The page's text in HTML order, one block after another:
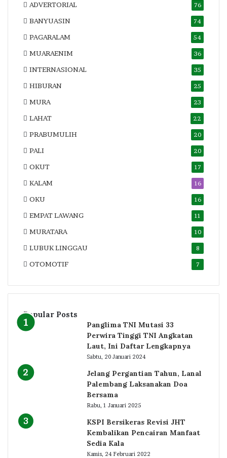
ADVERTORIAL 76
BANYUASIN 74
PAGARALAM 54
MUARAENIM 36
INTERNASIONAL 35
HIBURAN 25
MURA 23
LAHAT 22
PRABUMULIH 20
PALI 20
OKUT 17
KALAM 16
OKU 16
EMPAT LAWANG 11
MURATARA 10
LUBUK LINGGAU 8
OTOMOTIF 7
Popular Posts
Panglima TNI Mutasi 33
Perwira Tinggi TNI Angkatan
Laut, Ini Daftar Lengkapnya
Sabtu, 20 Januari 2024
Jelang Pergantian Tahun, Lanal
Palembang Laksanakan Doa
Bersama
Rabu, 1 Januari 2025
KSPI Bersikeras Revisi JHT
Kembalikan Pencairan Manfaat
Sedia Kala
Kamis, 24 Februari 2022